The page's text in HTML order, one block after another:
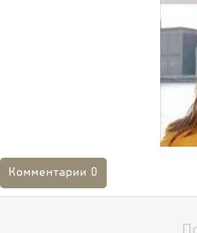
Комментарии 0